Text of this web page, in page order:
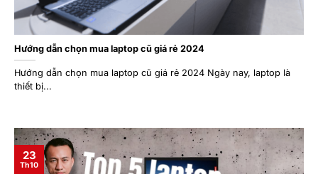
Hướng dẫn chọn mua laptop cũ giá rẻ 2024
Hướng dẫn chọn mua laptop cũ giá rẻ 2024 Ngày nay, laptop là
thiết bị...
23
Th10